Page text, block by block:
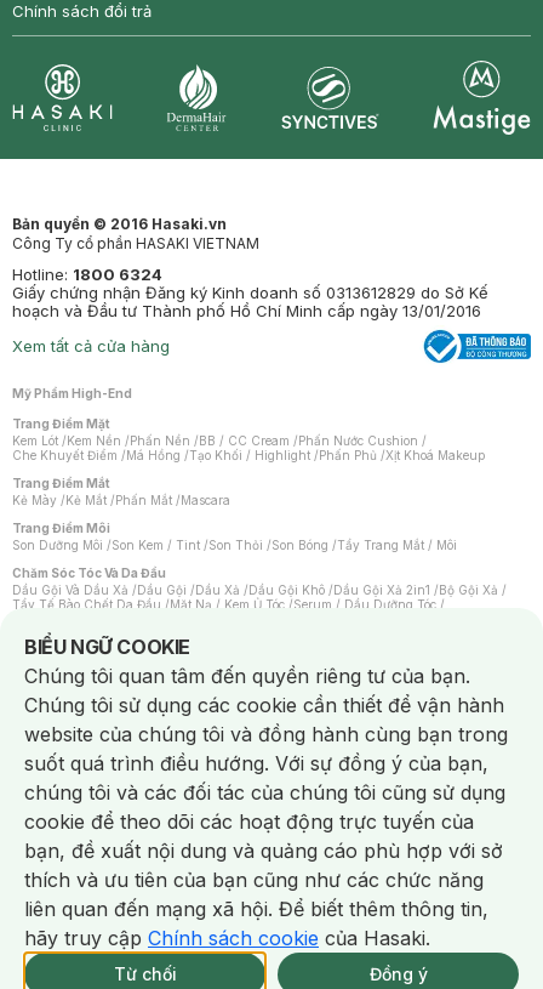
Giao Nhanh Miễn Phí 2H.
tại 339 Chi Nhánh (Trễ tặng 100K)
Chính sách đổi trả
Bản quyền © 2016 Hasaki.vn
Công Ty cổ phần HASAKI VIETNAM
Hotline: 1800 6324
Giấy chứng nhận Đăng ký Kinh doanh số 0313612829 do Sở Kế
hoạch và Đầu tư Thành phố Hồ Chí Minh cấp ngày 13/01/2016
Xem tất cả cửa hàng
Mỹ Phẩm High-End
Trang Điểm Mặt
Kem Lót /Kem Nền /Phấn Nền /BB / CC Cream /Phấn Nước Cushion /
Che Khuyết Điểm /Má Hồng /Tạo Khối / Highlight /Phấn Phủ /Xịt Khoá Makeup
Trang Điểm Mắt
Kẻ Mày /Kẻ Mắt /Phấn Mắt /Mascara
Trang Điểm Môi
Son Dưỡng Môi /Son Kem / Tint /Son Thỏi /Son Bóng /Tẩy Trang Mắt / Môi
Chăm Sóc Tóc Và Da Đầu
Dầu Gội Và Dầu Xả /Dầu Gội /Dầu Xả /Dầu Gội Khô /Dầu Gội Xả 2in1 /Bộ Gội Xả /
Tẩy Tế Bào Chết Da Đầu /Mặt Nạ / Kem Ủ Tóc /Serum / Dầu Dưỡng Tóc /
Máy Sấy Tóc
Lược
Kem Tẩy Lông/Dụng Cụ Tẩy Lông
Nước Hoa
Nước Hoa Nam Nước Hoa Cao Cấp Xịt Thơm Toàn Thân
Nước Hoa Vùng Kín
Chăm Sóc Cá Nhân
Chống Muỗi
Khẩu Trang Máy Massage Mặt Nạ Xông Hơi/Nước Rửa Tay
Sản Phẩm Chăm Sóc Khác/ Bàn Chải Đánh Răng /Bàn Chải Điện/
Hỗ Trợ Trắng Răng / Kem Đánh Răng Máy Tăm Nước Nước Súc Miệng
Tăm / Chỉ Nha Khoa /Xịt Thơm Miệng / Dung Dịch Vệ Sinh/Dưỡng Vùng Kín/
Khăn Ướt Vệ Sinh Vùng Kín
/Băng Vệ Sinh Tampon Bọt Cạo Râu Dao Cạo Râu/
Máy Cạo Râu
Vấn Đề Về Da
Da Dầu / Lỗ Chân Lông To
Da Khô / Mất Nước /Da Lão Hóa / Da Mụn/
Da Nhạy Cảm / Kích Ứng/Da Xỉn Màu/Thâm / Nám / Tàn Nhang/
Quầng Thâm & Bọng Mắt/ Sẹo
Viêm Da Cơ Địa
Dụng Cụ / Phụ Kiện Chăm Sóc Da
/Khăn Lau Mặt Khô Dụng Cụ / Máy Rửa Mặt/Máy Chăm Sóc Da
BIỂU NGỮ COOKIE
Notice about cookies usage
Chúng tôi quan tâm đến quyền riêng tư của bạn.
Chúng tôi sử dụng các cookie cần thiết để vận hành
website của chúng tôi và đồng hành cùng bạn trong
suốt quá trình điều hướng. Với sự đồng ý của bạn,
chúng tôi và các đối tác của chúng tôi cũng sử dụng
cookie để theo dõi các hoạt động trực tuyến của
bạn, đề xuất nội dung và quảng cáo phù hợp với sở
thích và ưu tiên của bạn cũng như các chức năng
liên quan đến mạng xã hội. Để biết thêm thông tin,
hãy truy cập Chính sách cookie của Hasaki.
Từ chối Đồng ý